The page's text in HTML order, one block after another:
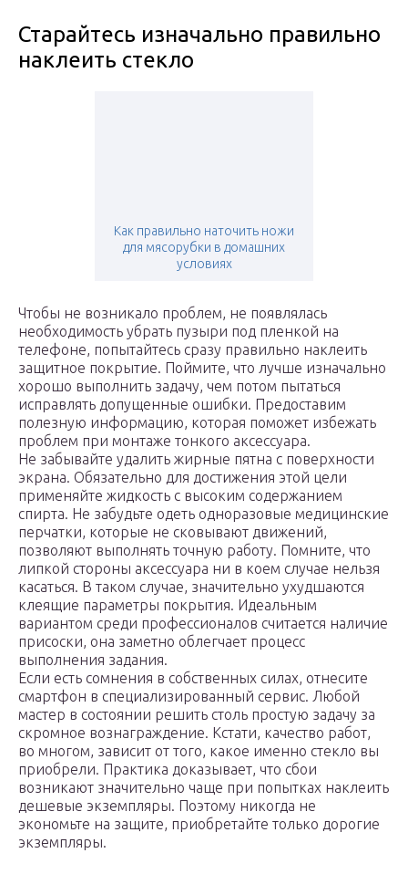
Старайтесь изначально правильно
наклеить стекло
Как правильно наточить ножи
для мясорубки в домашних
условиях
Чтобы не возникало проблем, не появлялась
необходимость убрать пузыри под пленкой на
телефоне, попытайтесь сразу правильно наклеить
защитное покрытие. Поймите, что лучше изначально
хорошо выполнить задачу, чем потом пытаться
исправлять допущенные ошибки. Предоставим
полезную информацию, которая поможет избежать
проблем при монтаже тонкого аксессуара.
Не забывайте удалить жирные пятна с поверхности
экрана. Обязательно для достижения этой цели
применяйте жидкость с высоким содержанием
спирта. Не забудьте одеть одноразовые медицинские
перчатки, которые не сковывают движений,
позволяют выполнять точную работу. Помните, что
липкой стороны аксессуара ни в коем случае нельзя
касаться. В таком случае, значительно ухудшаются
клеящие параметры покрытия. Идеальным
вариантом среди профессионалов считается наличие
присоски, она заметно облегчает процесс
выполнения задания.
Если есть сомнения в собственных силах, отнесите
смартфон в специализированный сервис. Любой
мастер в состоянии решить столь простую задачу за
скромное вознаграждение. Кстати, качество работ,
во многом, зависит от того, какое именно стекло вы
приобрели. Практика доказывает, что сбои
возникают значительно чаще при попытках наклеить
дешевые экземпляры. Поэтому никогда не
экономьте на защите, приобретайте только дорогие
экземпляры.